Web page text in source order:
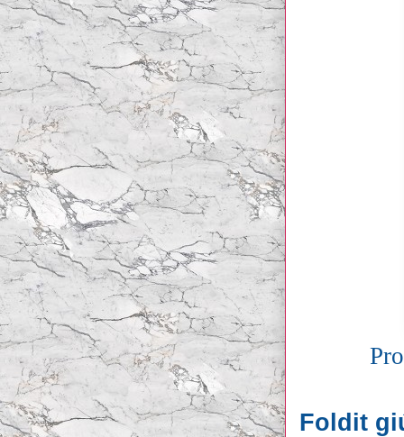
Foldit